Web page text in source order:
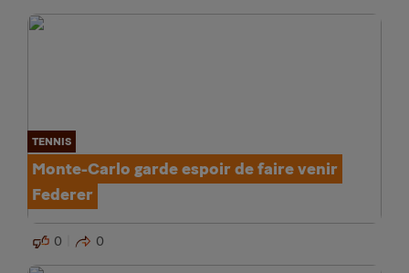
TENNIS
Monte-Carlo garde espoir de faire venir
Federer
0 0